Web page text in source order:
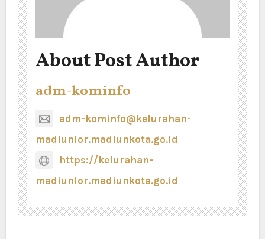
About Post Author
adm-kominfo
adm-kominfo@kelurahan-
madiunlor.madiunkota.go.id
https://kelurahan-
madiunlor.madiunkota.go.id